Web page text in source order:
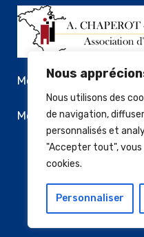
Nous
Nous utilisons des
de navigation,
personnalisés et
"Accepter tout",
cookies.
Personnaliser
Me Alexandre
Me François-Xavier